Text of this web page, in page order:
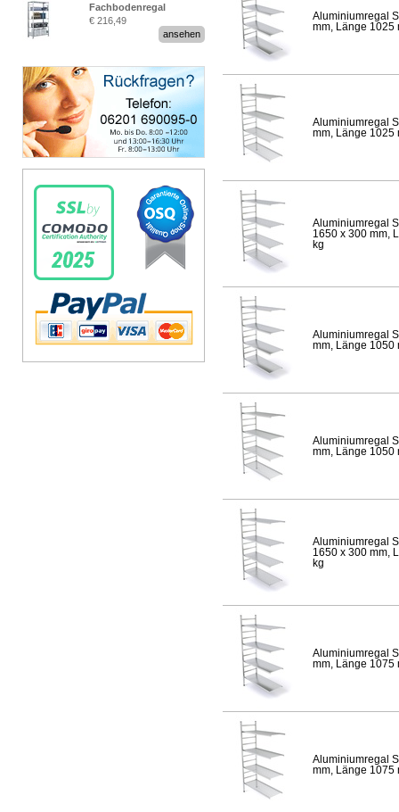
Fachbodenregal
Stecksystem MultiPlus
€ 216,49
ansehen
Aluminiumregal
mm, Länge 1025
Aluminiumregal
mm, Länge 1025
Aluminiumregal
1650 x 300 mm,
kg
Aluminiumregal
mm, Länge 1050
Aluminiumregal
mm, Länge 1050
Aluminiumregal
1650 x 300 mm,
kg
Aluminiumregal
mm, Länge 1075
Aluminiumregal
mm, Länge 1075